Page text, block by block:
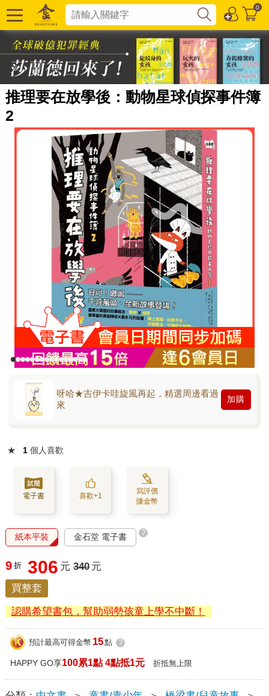
0
推理要在放學後：動物星球偵探事件簿
2
呀哈★吉伊卡哇旋風再起，精選周邊看過
來
加購
★ 1 個人喜歡
電子書 喜歡+1
寫評價
賺金幣
紙本平裝 金石堂 電子書 ?
9 折 306 元 340 元
買整套
認購希望書包，幫助弱勢孩童上學不中斷！
預計最高可得金幣 15點 ?
HAPPY GO享100累1點 4點抵1元 折抵無上限